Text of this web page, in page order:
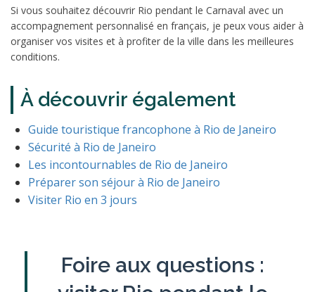
Si vous souhaitez découvrir Rio pendant le Carnaval avec un
accompagnement personnalisé en français, je peux vous aider à
organiser vos visites et à profiter de la ville dans les meilleures
conditions.
À découvrir également
Guide touristique francophone à Rio de Janeiro
Sécurité à Rio de Janeiro
Les incontournables de Rio de Janeiro
Préparer son séjour à Rio de Janeiro
Visiter Rio en 3 jours
Foire aux questions :